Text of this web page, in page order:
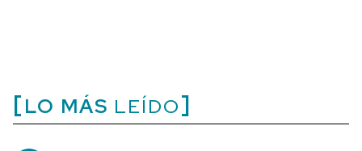
LO MÁS LEÍDO